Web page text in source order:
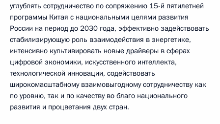
углублять сотрудничество по сопряжению 15-й пятилетней
программы Китая с национальными целями развития
России на период до 2030 года, эффективно задействовать
стабилизирующую роль взаимодействия в энергетике,
интенсивно культивировать новые драйверы в сферах
цифровой экономики, искусственного интеллекта,
технологической инновации, содействовать
широкомасштабному взаимовыгодному сотрудничеству как
по уровню, так и по качеству во благо национального
развития и процветания двух стран.